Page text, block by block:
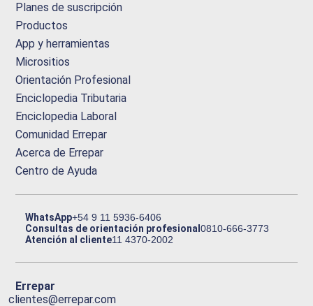
Planes de suscripción
Productos
App y herramientas
Micrositios
Orientación Profesional
Enciclopedia Tributaria
Enciclopedia Laboral
Comunidad Errepar
Acerca de Errepar
Centro de Ayuda
WhatsApp+54 9 11 5936-6406
Consultas de orientación profesional0810-666-3773
Atención al cliente11 4370-2002
Errepar
clientes@errepar.com